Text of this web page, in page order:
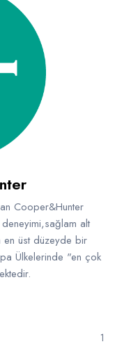
Cooper&Hunter
deneyimi,sağlam alt
en üst düzeyde bir
Ülkelerinde "en çok
1